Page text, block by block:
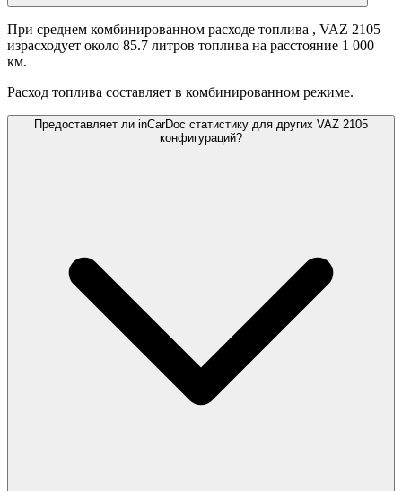
При среднем комбинированном расходе топлива , VAZ 2105
израсходует около 85.7 литров топлива на расстояние 1 000
км.
Расход топлива составляет в комбинированном режиме.
Предоставляет ли inCarDoc статистику для других VAZ 2105
конфигураций?